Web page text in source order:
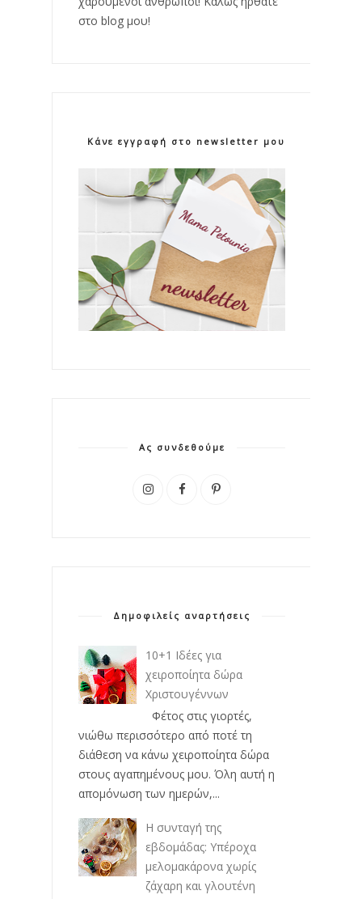
στο blog μου!
Κάνε εγγραφή στο newsletter μου!
Ας συνδεθούμε
Δημοφιλείς αναρτήσεις
10+1 Ιδέες για
χειροποίητα δώρα
Χριστουγέννων
Φέτος στις γιορτές,
νιώθω περισσότερο από ποτέ τη
διάθεση να κάνω χειροποίητα δώρα
στους αγαπημένους μου. Όλη αυτή η
απομόνωση των ημερών,...
Η συνταγή της
εβδομάδας: Υπέροχα
μελομακάρονα χωρίς
ζάχαρη και γλουτένη